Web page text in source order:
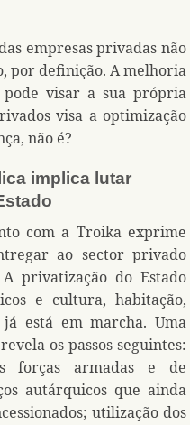
empresas privadas não
por definição. A melhoria
pode visar a sua própria
visa a optimização
não é?
implica lutar
com a Troika exprime
ao sector privado
privatização do Estado
e cultura, habitação,
está em marcha. Uma
os passos seguintes:
forças armadas e de
autárquicos que ainda
utilização dos